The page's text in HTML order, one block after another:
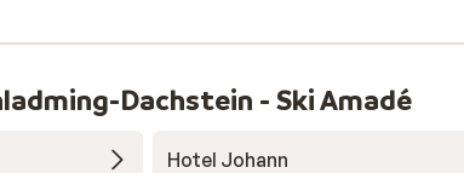
Dachstein - Ski Amadé
Hotel Johann